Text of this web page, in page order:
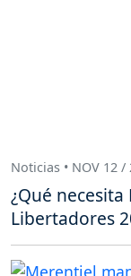
Noticias • NOV 12 /
¿Qué
Libertadores